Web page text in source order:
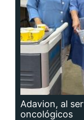
Adavion, al
oncológicos